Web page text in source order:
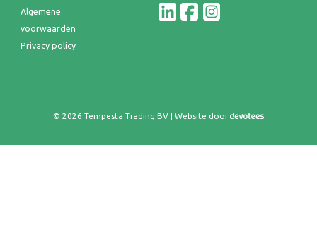
Algemene
voorwaarden
Privacy policy
© 2026 Tempesta Trading BV | Website door